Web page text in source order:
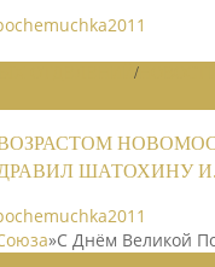
/
ШАТОХИНУ
»С Днём Великой